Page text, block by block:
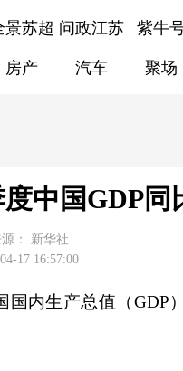
景苏超 问政江苏 紫牛
房产 汽车 聚场
中国GDP同
：
新华社
17 16:57:00
内生产总值（GDP